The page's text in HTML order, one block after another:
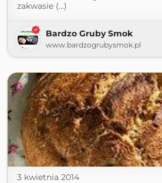
zakwasie (...)
Bardzo Gruby Smok
www.bardzogrubysmok.pl
3 kwietnia 2014